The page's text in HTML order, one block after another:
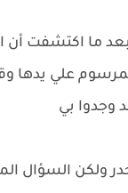
ما اكتشفت أن
علي يدها
وجدوا بي
ولكن السؤال